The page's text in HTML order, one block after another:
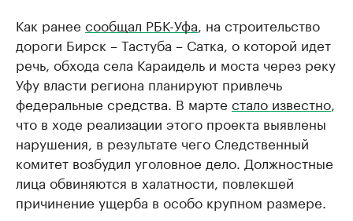
Как ранее сообщал РБК-Уфа , на строительство
дороги Бирск – Тастуба – Сатка, о которой идет
речь, обхода села Караидель и моста через реку
Уфу власти региона планируют привлечь
федеральные средства. В марте стало известно
что в ходе реализации этого проекта выявлены
нарушения, в результате чего Следственный
комитет возбудил уголовное дело. Должностные
лица обвиняются в халатности, повлекшей
причинение ущерба в особо крупном размере.